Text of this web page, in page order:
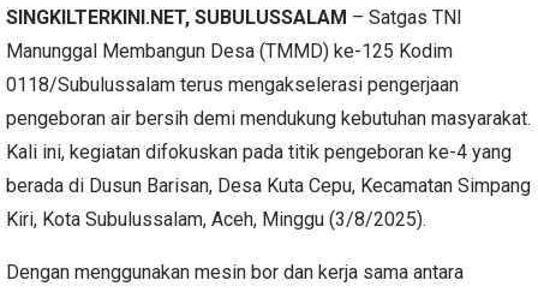
SINGKILTERKINI.NET, SUBULUSSALAM – Satgas TNI
Manunggal Membangun Desa (TMMD) ke-125 Kodim
0118/Subulussalam terus mengakselerasi pengerjaan
pengeboran air bersih demi mendukung kebutuhan masyarakat.
Kali ini, kegiatan difokuskan pada titik pengeboran ke-4 yang
berada di Dusun Barisan, Desa Kuta Cepu, Kecamatan Simpang
Kiri, Kota Subulussalam, Aceh, Minggu (3/8/2025).
Dengan menggunakan mesin bor dan kerja sama antara